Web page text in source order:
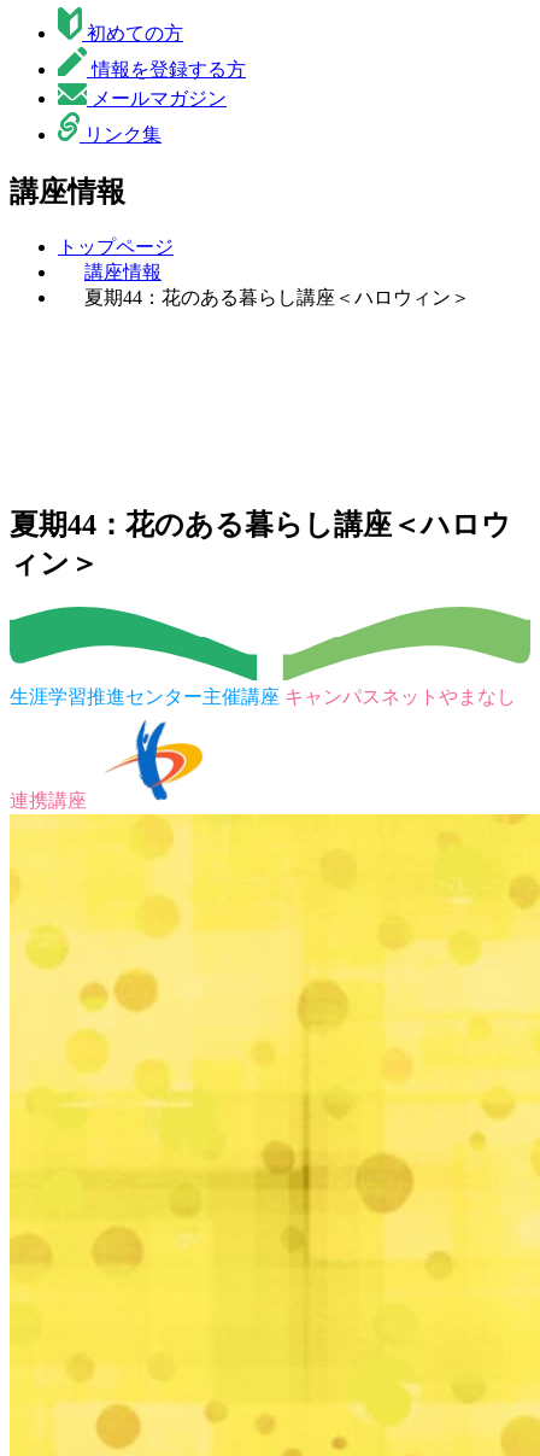
初めての方
情報を登録する方
メールマガジン
リンク集
講座情報
トップページ
講座情報
夏期44：花のある暮らし講座＜ハロウィン＞
夏期44：花のある暮らし講座＜ハロウ
ィン＞
生涯学習推進センター主催講座 キャンパスネットやまなし
連携講座